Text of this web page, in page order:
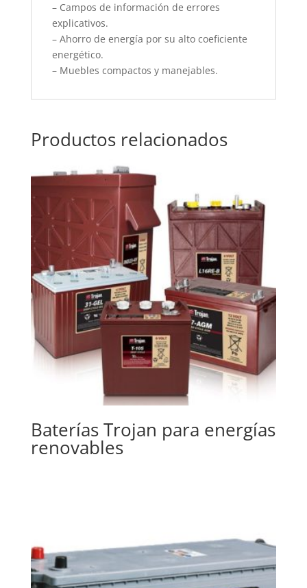
– Campos de información de errores
explicativos.
– Ahorro de energía por su alto coeficiente
energético.
– Muebles compactos y manejables.
Productos relacionados
Baterías Trojan para energías
renovables